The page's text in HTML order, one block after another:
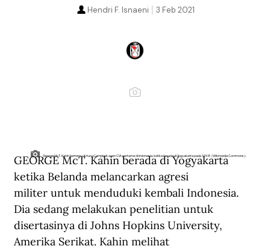
3 Feb 2021
Hendri F. Isnaeni
George McT. Kahin bertemu Arturo Campbell, agen CIA pertama di Indonesia, ketika berada di Yogyakarta pada 1948. (Wikimedia Commons).
GEORGE McT. Kahin berada di Yogyakarta
ketika Belanda melancarkan agresi
militer untuk menduduki kembali Indonesia.
Dia sedang melakukan penelitian untuk
disertasinya di Johns Hopkins University,
Amerika Serikat. Kahin melihat